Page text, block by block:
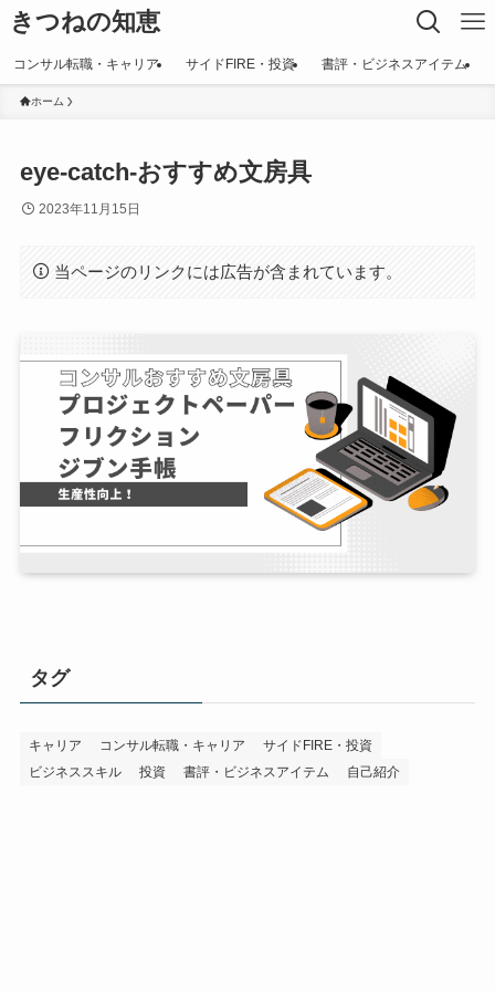
きつねの知恵
コンサル転職・キャリア サイドFIRE・投資 書評・ビジネスアイテム
ホーム
eye-catch-おすすめ文房具
2023年11月15日
当ページのリンクには広告が含まれています。
タグ
キャリア コンサル転職・キャリア
サイドFIRE・投資
ビジネススキル
投資 書評・ビジネスアイテム 自己紹介